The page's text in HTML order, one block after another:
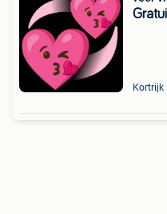
Kortrijk